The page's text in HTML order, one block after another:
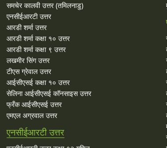
समचेर कालवी उत्तर (तमिलनाडु)
एनसीईआरटी उत्तर
आरडी शर्मा उत्तर
आरडी शर्मा कक्षा १० उत्तर
आरडी शर्मा कक्षा ९ उत्तर
लखमीर सिंग उत्तर
टीएस ग्रेवाल उत्तर
आईसीएसई कक्षा १० उत्तर
सेलिना आईसीएसई कॉनसाइस उत्तर
फ्रँक आईसीएसई उत्तर
एमएल अग्रवाल उत्तर
एनसीईआरटी उत्तर